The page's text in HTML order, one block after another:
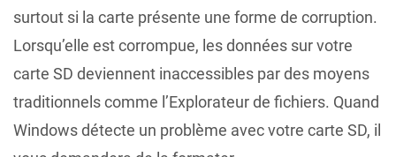
surtout si la carte présente une forme de corruption.
Lorsqu’elle est corrompue, les données sur votre
carte SD deviennent inaccessibles par des moyens
traditionnels comme l’Explorateur de fichiers. Quand
Windows détecte un problème avec votre carte SD, il